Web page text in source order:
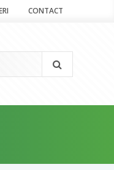
CONTACT